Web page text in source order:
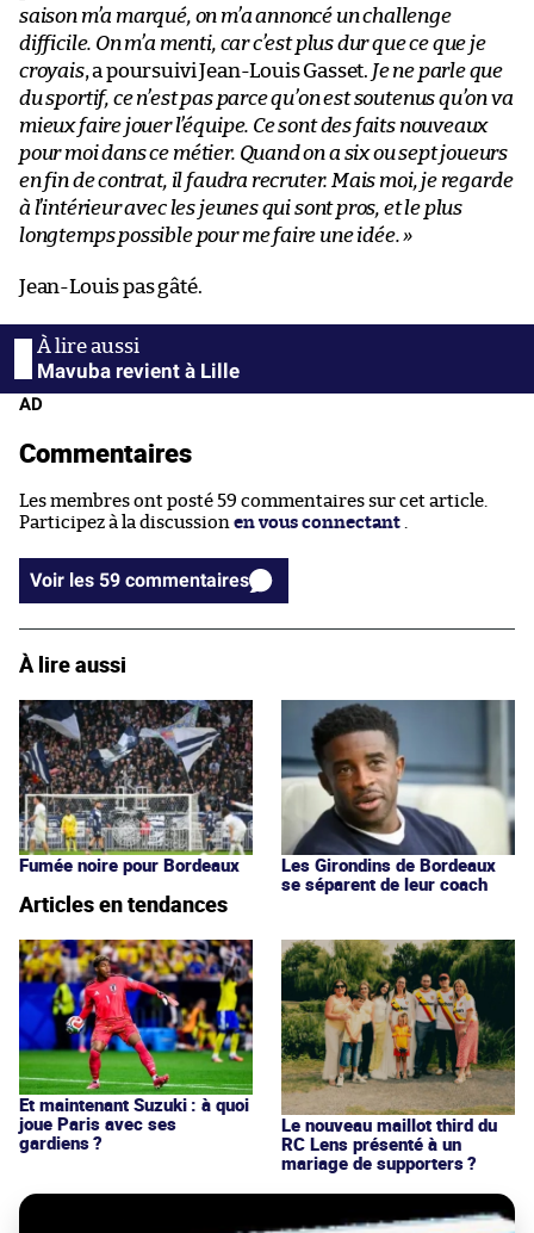
saison m’a marqué, on m’a annoncé un challenge
difficile. On m’a menti, car c’est plus dur que ce que je
croyais, a poursuivi Jean-Louis Gasset. Je ne parle que
du sportif, ce n’est pas parce qu’on est soutenus qu’on va
mieux faire jouer l’équipe. Ce sont des faits nouveaux
pour moi dans ce métier. Quand on a six ou sept joueurs
en fin de contrat, il faudra recruter. Mais moi, je regarde
à l’intérieur avec les jeunes qui sont pros, et le plus
longtemps possible pour me faire une idée. »
Jean-Louis pas gâté.
Mavuba revient à Lille
AD
Commentaires
Les membres ont posté 59 commentaires sur cet article.
Participez à la discussion en vous connectant
Voir les 59 commentaires
À lire aussi
Fumée noire pour Bordeaux
Les Girondins de Bordeaux
se séparent de leur coach
Articles en tendances
Et maintenant Suzuki : à quoi
joue Paris avec ses
gardiens ?
Le nouveau maillot third du
RC Lens présenté à un
mariage de supporters ?